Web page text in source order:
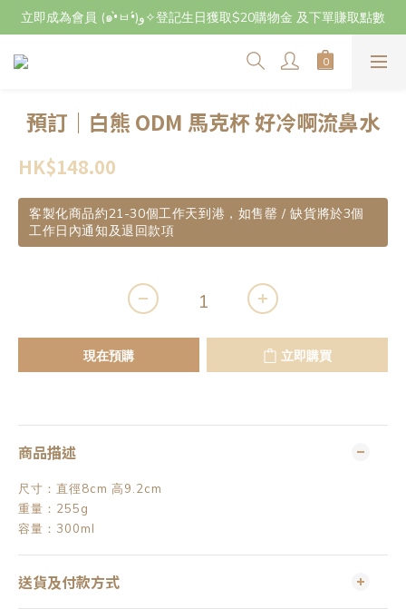
立即成為會員 (๑•̀ㅂ•́)و✧登記生日獲取$20購物金 及下單賺取點數
立即成為會員 (๑•̀ㅂ•́)و✧登記生日獲取$20購物金 及下單賺取點數
7月29日至8月3日期間因店主不在港將暫停交收及寄件，感謝~
預訂｜白熊 ODM 馬克杯 好冷啊流鼻水
HK$148.00
客製化商品約21-30個工作天到港，如售罄 / 缺貨將於3個
工作日內通知及退回款項
現在預購 立即購買
商品描述
尺寸：直徑8cm 高9.2cm
重量：255g
容量：300ml
送貨及付款方式